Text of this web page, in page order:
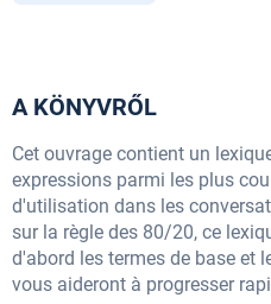
A KÖNYVRŐL
Cet ouvrage contient un
expressions parmi les plus
d'utilisation dans les
sur la règle des 80/20, ce
d'abord les termes de base et
vous aideront à progresser